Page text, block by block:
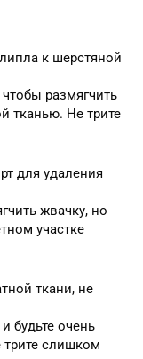
к шерстяной
размягчить
тканью. Не трите
для удаления
жвачку, но
участке
ткани, не
будьте очень
слишком